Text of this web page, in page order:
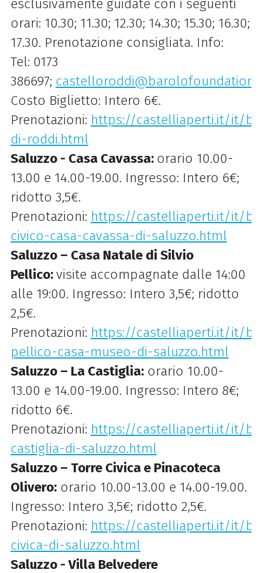
esclusivamente guidate con i seguenti
orari: 10.30; 11.30; 12.30; 14.30; 15.30; 16.30;
17.30. Prenotazione consigliata. Info:
Tel: 0173
386697;
Costo Biglietto: Intero 6€.
Prenotazioni: https://castelliaperti.it/it/
di-roddi.html
Saluzzo - Casa Cavassa: orario 10.00-
13.00 e 14.00-19.00. Ingresso: Intero 6€;
ridotto 3,5€.
Prenotazioni: https://castelliaperti.it/it/
civico-casa-cavassa-di-saluzzo.html
Saluzzo – Casa Natale di Silvio
Pellico:visite accompagnate dalle 14:00
alle 19:00. Ingresso: Intero 3,5€; ridotto
2,5€.
Prenotazioni: https://castelliaperti.it/it/
pellico-casa-museo-di-saluzzo.html
Saluzzo – La Castiglia: orario 10.00-
13.00 e 14.00-19.00. Ingresso: Intero 8€;
ridotto 6€.
Prenotazioni: https://castelliaperti.it/it/
castiglia-di-saluzzo.html
Saluzzo – Torre Civica e Pinacoteca
Olivero: orario 10.00-13.00 e 14.00-19.00.
Ingresso: Intero 3,5€; ridotto 2,5€.
Prenotazioni: https://castelliaperti.it/it/
civica-di-saluzzo.html
Saluzzo - Villa Belvedere